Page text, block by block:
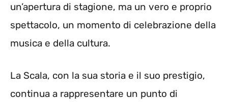
un’apertura di stagione, ma un vero e proprio
spettacolo, un momento di celebrazione della
musica e della cultura.
La Scala, con la sua storia e il suo prestigio,
continua a rappresentare un punto di